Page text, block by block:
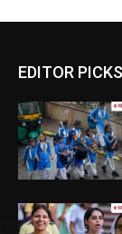
EDITOR PICKS